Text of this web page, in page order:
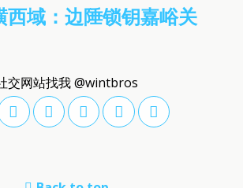
西域：边陲锁钥嘉峪关
交网站找我 @wintbros